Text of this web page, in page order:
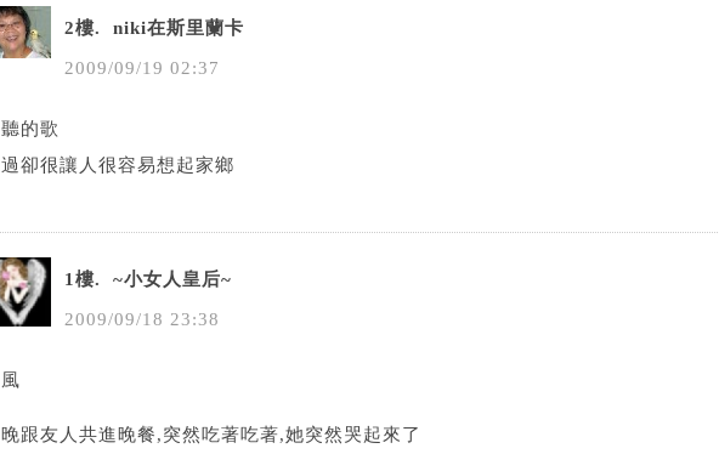
2樓. niki在斯里蘭卡
2009/09/19 02:37
的歌
卻很讓人很容易想起家鄉
1樓. ~小女人皇后~
2009/09/18 23:38
跟友人共進晚餐,突然吃著吃著,她突然哭起來了